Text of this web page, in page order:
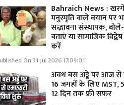
Bahraich News :
मनुस्मृति वाले बयान पर
सद्भावना संस्थापक,
बताएं या सामाजिक
करें
On 31 Jul 2026 17:09:01
अवध बस अड्डे पर आज से
16 जगहों के लिए MST,
12 दिन तक फ्री सफर